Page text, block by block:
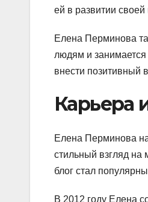
ей в развитии
Елена Перминова
людям и
внести позитивный
Карьера
Елена Перминова
стильный взгляд на
блог стал
В 2012 году Елена